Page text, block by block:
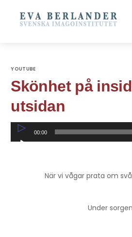
YOUTUBE
Skönhet på
utsidan
Ljudspelare
00:00
När vi vågar prata om
Under